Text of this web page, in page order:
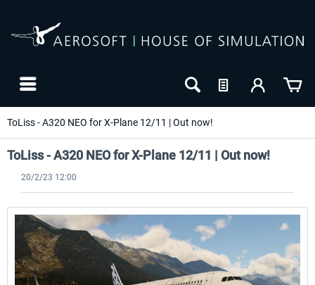
ToLiss - A320 NEO for X-Plane 12/11 | Out now!
ToLiss - A320 NEO for X-Plane 12/11 | Out now!
20/2/23 12:00